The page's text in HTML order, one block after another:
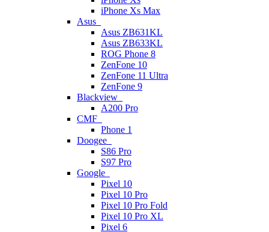
iPhone Xs Max
Asus
Asus ZB631KL
Asus ZB633KL
ROG Phone 8
ZenFone 10
ZenFone 11 Ultra
ZenFone 9
Blackview
A200 Pro
CMF
Phone 1
Doogee
S86 Pro
S97 Pro
Google
Pixel 10
Pixel 10 Pro
Pixel 10 Pro Fold
Pixel 10 Pro XL
Pixel 6